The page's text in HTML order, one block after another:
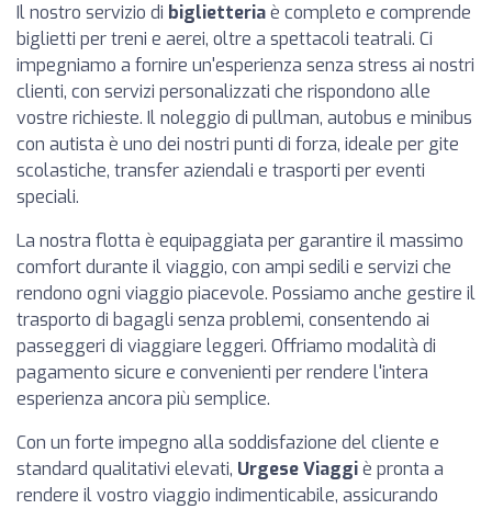
Il nostro servizio di biglietteriaè completo e comprende
biglietti per treni e aerei, oltre a spettacoli teatrali. Ci
impegniamo a fornire un'esperienza senza stress ai nostri
clienti, con servizi personalizzati che rispondono alle
vostre richieste. Il noleggio di pullman, autobus e minibus
con autista è uno dei nostri punti di forza, ideale per gite
scolastiche, transfer aziendali e trasporti per eventi
speciali.
La nostra flotta è equipaggiata per garantire il massimo
comfort durante il viaggio, con ampi sedili e servizi che
rendono ogni viaggio piacevole. Possiamo anche gestire il
trasporto di bagagli senza problemi, consentendo ai
passeggeri di viaggiare leggeri. Offriamo modalità di
pagamento sicure e convenienti per rendere l'intera
esperienza ancora più semplice.
Con un forte impegno alla soddisfazione del cliente e
standard qualitativi elevati, Urgese Viaggiè pronta a
rendere il vostro viaggio indimenticabile, assicurando